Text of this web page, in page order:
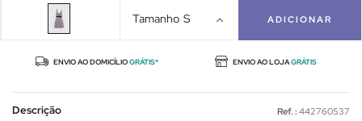
Tamanho S ADICIONAR
ENVIO AO DOMICÍLIOGRÁTIS* ENVIO AO LOJAGRÁTIS
Descrição Ref. : 442760537